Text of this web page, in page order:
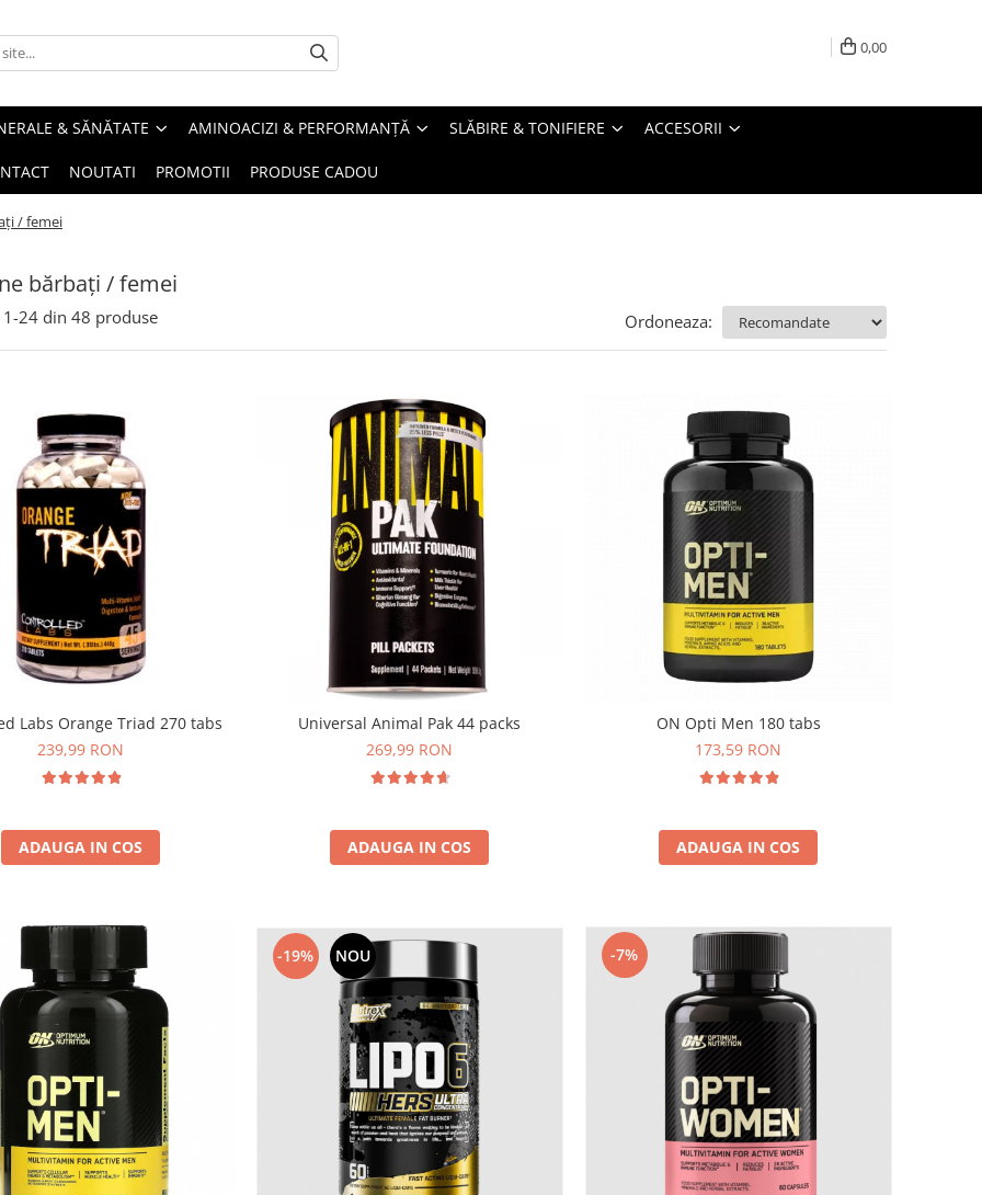
0,00
& SĂNĂTATE AMINOACIZI & PERFORMANȚĂ SLĂBIRE & TONIFIERE ACCESORII
NOUTATI PROMOTII PRODUSE CADOU
/ femei
bărbați / femei
1-24 din 48 produse Ordoneaza:
Labs Orange Triad 270 tabs
239,99 RON
ADAUGA IN COS
Universal Animal Pak 44 packs
269,99 RON
ADAUGA IN COS
ON Opti Men 180 tabs
173,59 RON
ADAUGA IN COS
-19% NOU -7%